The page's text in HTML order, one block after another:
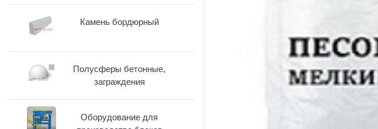
Камень бордюрный
Полусферы бетонные,
заграждения
Оборудование для